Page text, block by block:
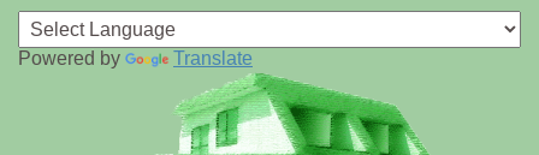
Powered by Translate